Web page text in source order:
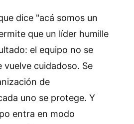
dice "acá somos un
que un líder humille
el equipo no se
vuelve cuidadoso. Se
de
uno se protege. Y
entra en modo